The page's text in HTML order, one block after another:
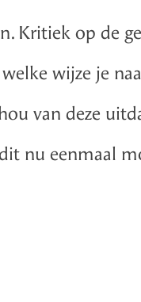
Kritiek op de
wijze je
van deze
nu eenmaal